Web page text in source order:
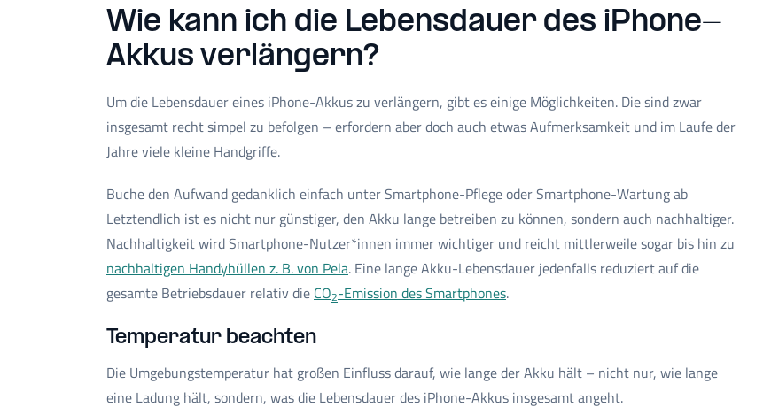
Wie kann ich die Lebensdauer des iPhone-
Akkus verlängern?
Um die Lebensdauer eines iPhone-Akkus zu verlängern, gibt es einige Möglichkeiten. Die sind zwar
insgesamt recht simpel zu befolgen – erfordern aber doch auch etwas Aufmerksamkeit und im Laufe der
Jahre viele kleine Handgriffe.
Buche den Aufwand gedanklich einfach unter Smartphone-Pflege oder Smartphone-Wartung ab
Letztendlich ist es nicht nur günstiger, den Akku lange betreiben zu können, sondern auch nachhaltiger.
Nachhaltigkeit wird Smartphone-Nutzer*innen immer wichtiger und reicht mittlerweile sogar bis hin zu
nachhaltigen Handyhüllen z. B. von Pela. Eine lange Akku-Lebensdauer jedenfalls reduziert auf die
gesamte Betriebsdauer relativ die CO2-Emission des Smartphones.
Temperatur beachten
Die Umgebungstemperatur hat großen Einfluss darauf, wie lange der Akku hält – nicht nur, wie lange
eine Ladung hält, sondern, was die Lebensdauer des iPhone-Akkus insgesamt angeht.